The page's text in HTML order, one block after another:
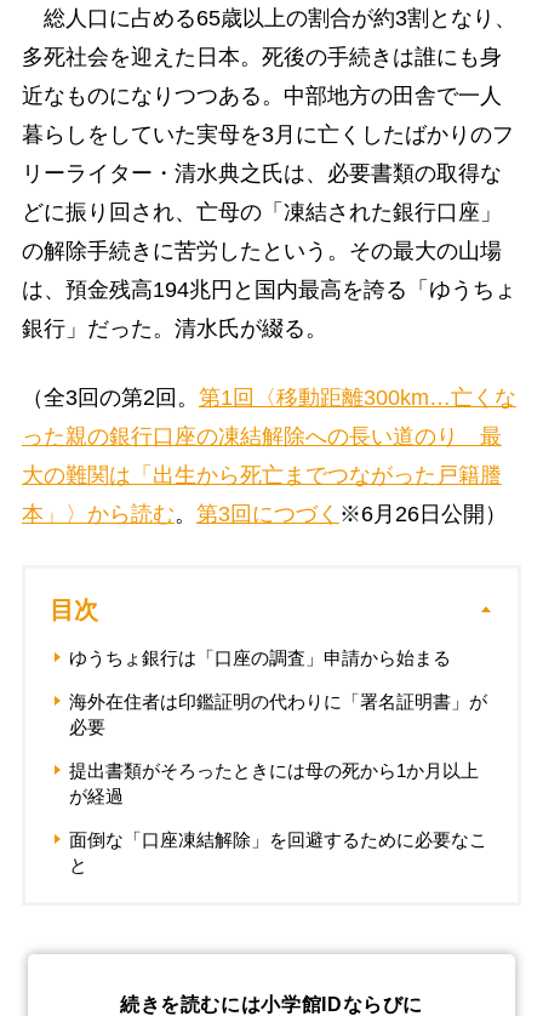
総人口に占める65歳以上の割合が約3割となり、
多死社会を迎えた日本。死後の手続きは誰にも身
近なものになりつつある。中部地方の田舎で一人
暮らしをしていた実母を3月に亡くしたばかりのフ
リーライター・清水典之氏は、必要書類の取得な
どに振り回され、亡母の「凍結された銀行口座」
の解除手続きに苦労したという。その最大の山場
は、預金残高194兆円と国内最高を誇る「ゆうちょ
銀行」だった。清水氏が綴る。
（全3回の第2回。 第1回〈移動距離300km…亡くな
った親の銀行口座の凍結解除への長い道のり 最
大の難関は「出生から死亡までつながった戸籍謄
本」〉から読む。 第3回につづく ※6月26日公開）
目次
ゆうちょ銀行は「口座の調査」申請から始まる
海外在住者は印鑑証明の代わりに「署名証明書」が
必要
提出書類がそろったときには母の死から1か月以上
が経過
面倒な「口座凍結解除」を回避するために必要なこ
と
続きを読むには小学館IDならびに